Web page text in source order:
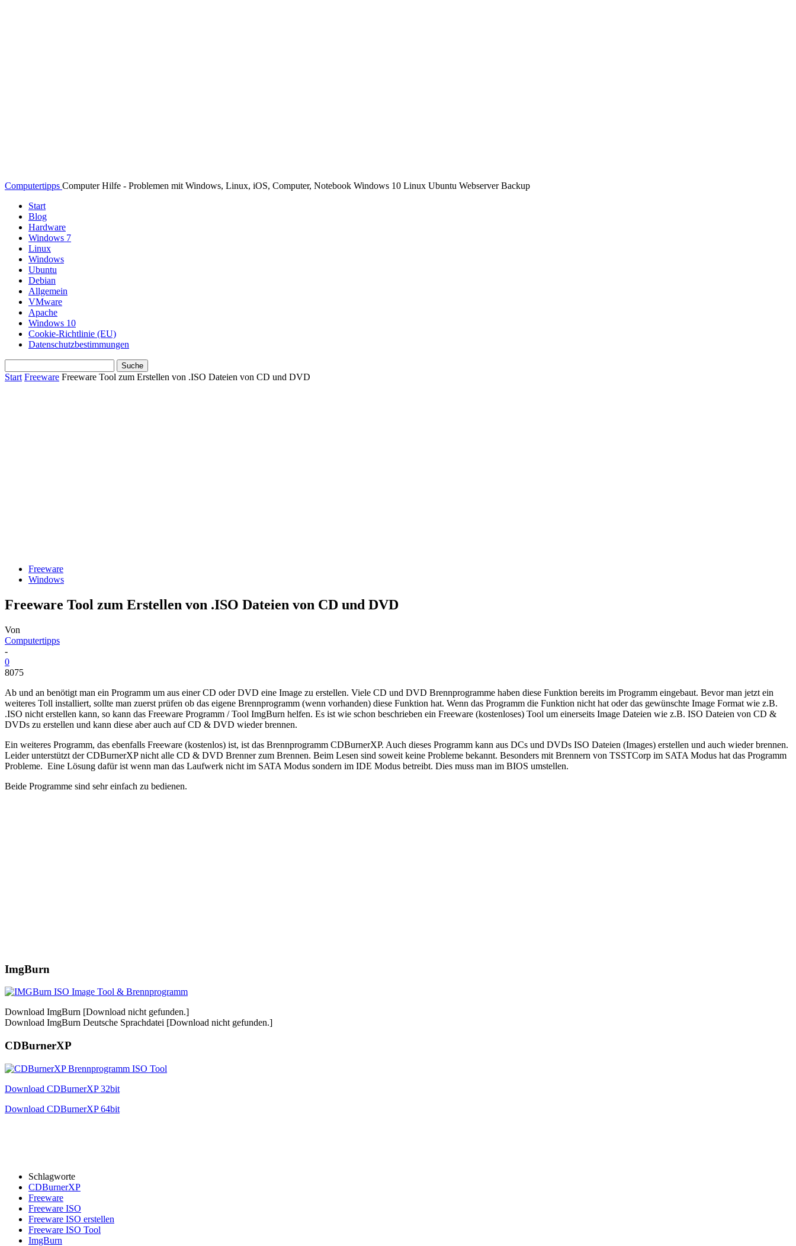
Computertipps Computer Hilfe - Problemen mit Windows, Linux, iOS, Computer, Notebook Windows 10 Linux Ubuntu Webserver Backup
Start
Blog
Hardware
Windows 7
Linux
Windows
Ubuntu
Debian
Allgemein
VMware
Apache
Windows 10
Cookie-Richtlinie (EU)
Datenschutzbestimmungen
Start Freeware Freeware Tool zum Erstellen von .ISO Dateien von CD und DVD
Freeware
Windows
Freeware Tool zum Erstellen von .ISO Dateien von CD und DVD
Von
Computertipps
-
0
8075
Ab und an benötigt man ein Programm um aus einer CD oder DVD eine Image zu erstellen. Viele CD und DVD Brennprogramme haben diese Funktion bereits im Programm eingebaut. Bevor man jetzt ein
weiteres Toll installiert, sollte man zuerst prüfen ob das eigene Brennprogramm (wenn vorhanden) diese Funktion hat. Wenn das Programm die Funktion nicht hat oder das gewünschte Image Format wie z.B.
.ISO nicht erstellen kann, so kann das Freeware Programm / Tool ImgBurn helfen. Es ist wie schon beschrieben ein Freeware (kostenloses) Tool um einerseits Image Dateien wie z.B. ISO Dateien von CD &
DVDs zu erstellen und kann diese aber auch auf CD & DVD wieder brennen.
Ein weiteres Programm, das ebenfalls Freeware (kostenlos) ist, ist das Brennprogramm CDBurnerXP. Auch dieses Programm kann aus DCs und DVDs ISO Dateien (Images) erstellen und auch wieder brennen.
Leider unterstützt der CDBurnerXP nicht alle CD & DVD Brenner zum Brennen. Beim Lesen sind soweit keine Probleme bekannt. Besonders mit Brennern von TSSTCorp im SATA Modus hat das Programm
Probleme. Eine Lösung dafür ist wenn man das Laufwerk nicht im SATA Modus sondern im IDE Modus betreibt. Dies muss man im BIOS umstellen.
Beide Programme sind sehr einfach zu bedienen.
ImgBurn
Download ImgBurn [Download nicht gefunden.]
Download ImgBurn Deutsche Sprachdatei [Download nicht gefunden.]
CDBurnerXP
Download CDBurnerXP 32bit
Download CDBurnerXP 64bit
Schlagworte
CDBurnerXP
Freeware
Freeware ISO
Freeware ISO erstellen
Freeware ISO Tool
ImgBurn